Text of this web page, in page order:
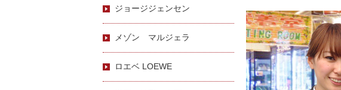
ジョージジェンセン
メゾン マルジェラ
ロエベ LOEWE